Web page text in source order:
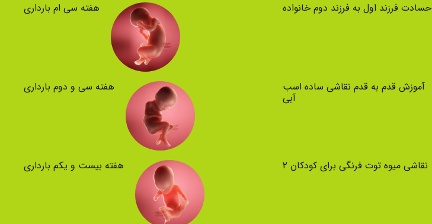
حسادت فرزند اول به فرزند دوم خانواده
آموزش قدم به قدم نقاشی ساده اسب
آبی
نقاشی میوه توت فرنگی برای کودکان ۲
هفته سی ام بارداری
هفته سی و دوم بارداری
هفته بیست و یکم بارداری